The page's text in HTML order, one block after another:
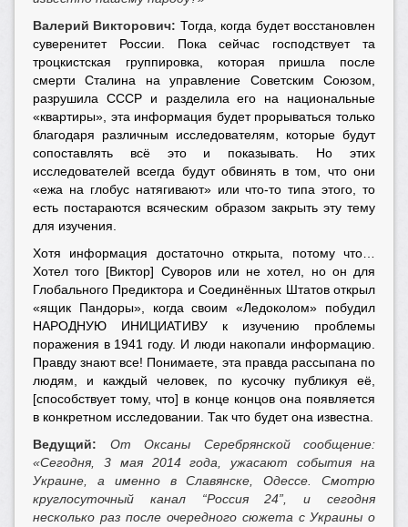
Валерий Викторович: Тогда, когда будет восстановлен
суверенитет России. Пока сейчас господствует та
троцкистская группировка, которая пришла после
смерти Сталина на управление Советским Союзом,
разрушила СССР и разделила его на национальные
«квартиры», эта информация будет прорываться только
благодаря различным исследователям, которые будут
сопоставлять всё это и показывать. Но этих
исследователей всегда будут обвинять в том, что они
«ежа на глобус натягивают» или что-то типа этого, то
есть постараются всяческим образом закрыть эту тему
для изучения.
Хотя информация достаточно открыта, потому что…
Хотел того [Виктор] Суворов или не хотел, но он для
Глобального Предиктора и Соединённых Штатов открыл
«ящик Пандоры», когда своим «Ледоколом» побудил
НАРОДНУЮ ИНИЦИАТИВУ к изучению проблемы
поражения в 1941 году. И люди накопали информацию.
Правду знают все! Понимаете, эта правда рассыпана по
людям, и каждый человек, по кусочку публикуя её,
[способствует тому, что] в конце концов она появляется
в конкретном исследовании. Так что будет она известна.
Ведущий:
От Оксаны Серебрянской сообщение:
«Сегодня, 3 мая 2014 года, ужасают события на
Украине, а именно в Славянске, Одессе. Смотрю
круглосуточный канал “Россия 24”, и сегодня
несколько раз после очередного сюжета с Украины о